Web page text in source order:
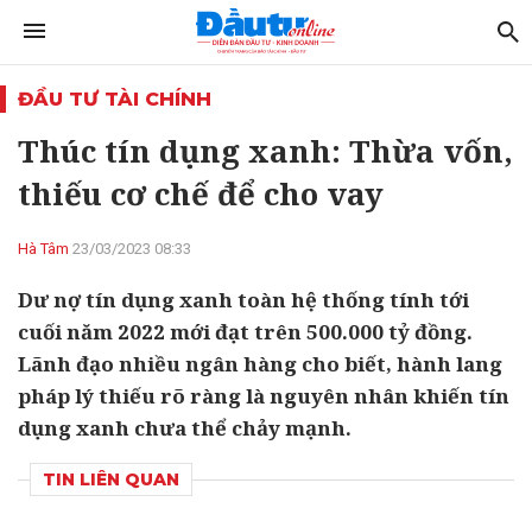
ĐẦU TƯ TÀI CHÍNH
Thúc tín dụng xanh: Thừa vốn,
thiếu cơ chế để cho vay
Hà Tâm 23/03/2023 08:33
Dư nợ tín dụng xanh toàn hệ thống tính tới
cuối năm 2022 mới đạt trên 500.000 tỷ đồng.
Lãnh đạo nhiều ngân hàng cho biết, hành lang
pháp lý thiếu rõ ràng là nguyên nhân khiến tín
dụng xanh chưa thể chảy mạnh.
TIN LIÊN QUAN